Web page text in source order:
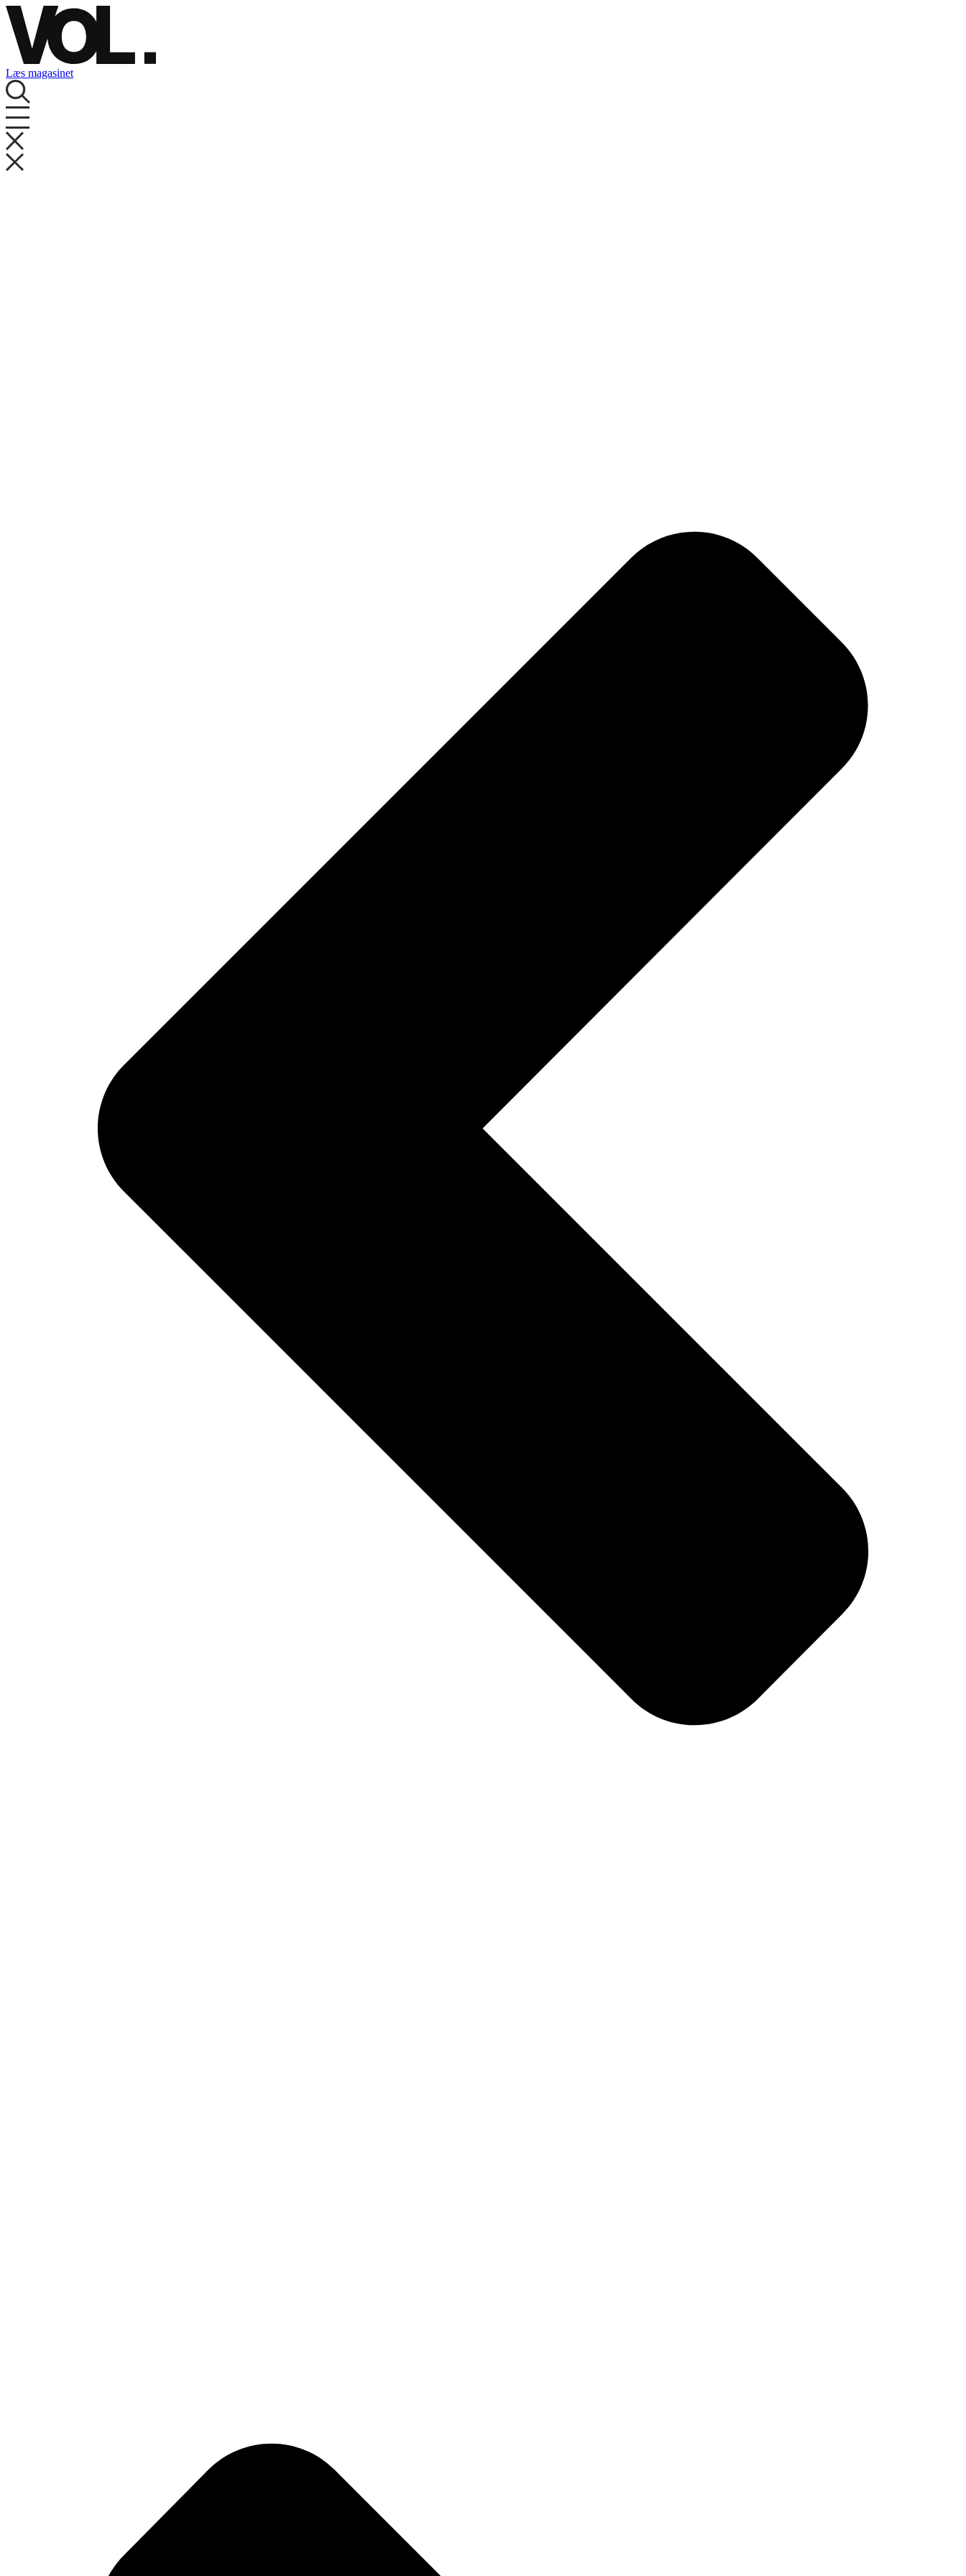
Videre
til
indhold
Læs magasinet